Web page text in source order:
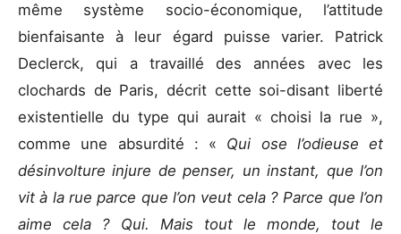
même système socio-économique, l’attitude
bienfaisante à leur égard puisse varier. Patrick
Declerck, qui a travaillé des années avec les
clochards de Paris, décrit cette soi-disant liberté
existentielle du type qui aurait « choisi la rue »,
comme une absurdité : « Qui ose l’odieuse et
désinvolture injure de penser, un instant, que l’on
vit à la rue parce que l’on veut cela ? Parce que l’on
aime cela ? Qui. Mais tout le monde, tout le